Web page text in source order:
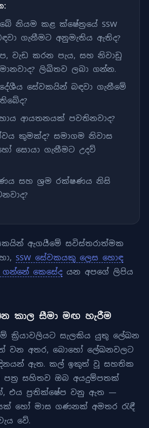
නියම කළ ක්ෂේත්‍රයේ SSW
ගැනීමට අනුමැතිය ඇතිද?
වැඩ කරන පැය, සහ නිවාඩු
ලිඛිතව ලබා ගන්න.
සේවකයින් බඳවා ගැනීමේ
ආයතනයක් පවතිනවාද?
කුමක්ද? සමාගම නිවාස
සොයා ගැනීමට උදව්
සහ ශ්‍රම රක්ෂණය නිසි
ඇගයීමේ සවිස්තරාත්මක
SSW සේවකයකු ලෙස හොඳ
කෙසේද යන අපගේ ලිපිය
කාල සීමා මඟ හැරීම
ක්‍රියාවලියට සැලකිය යුතු ලේඛන
වන අතර, බොහෝ ලේඛනවලට
ඇත. කල් ඉකුත් වූ සහතික
සහිතව ඔබ අයදුම්පතක්
එය ප්‍රතික්ෂේප වනු ඇත —
හෝ මාස ගණනක් අමතර රැඳී
වේ.